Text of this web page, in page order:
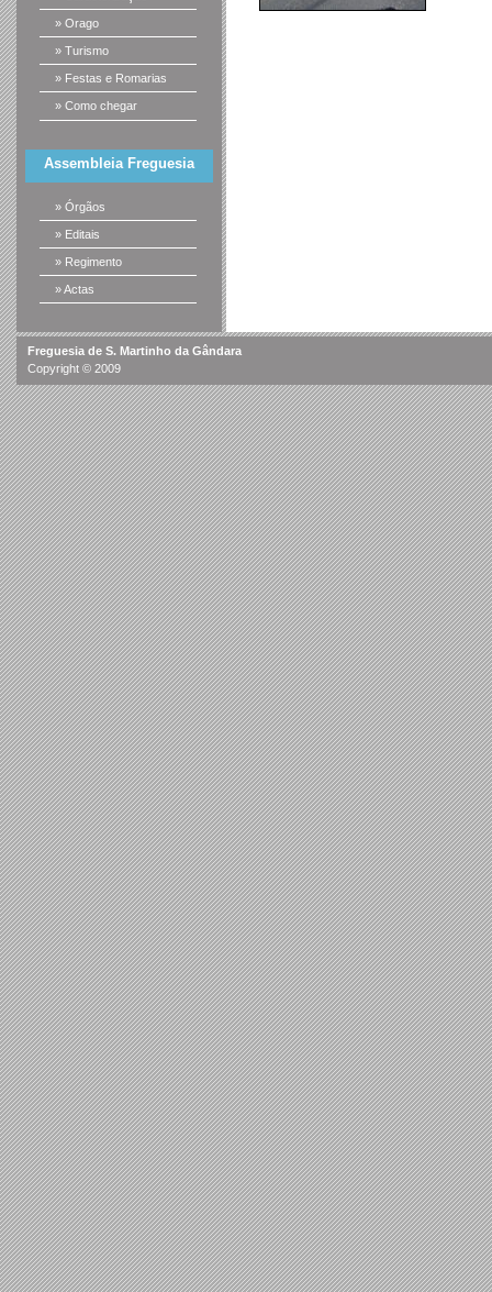
» Orago
» Turismo
» Festas e Romarias
» Como chegar
Assembleia Freguesia
» Órgãos
» Editais
» Regimento
» Actas
Freguesia de S. Martinho da Gândara
Copyright © 2009